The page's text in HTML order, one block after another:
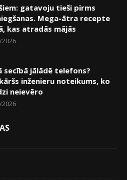
gatavoju tieši pirms
Mega-ātra recepte
kas atradās mājās
2026
secībā jālādē telefons?
inženieru noteikums, ko
neievēro
2026